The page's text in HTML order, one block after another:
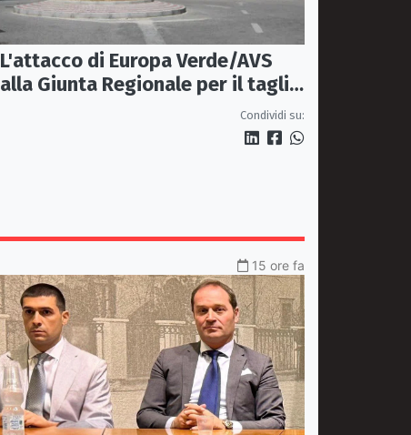
L'attacco di Europa Verde/AVS
alla Giunta Regionale per il taglio
del'emodinamica di RossanoCondividi su:
15 ore fa